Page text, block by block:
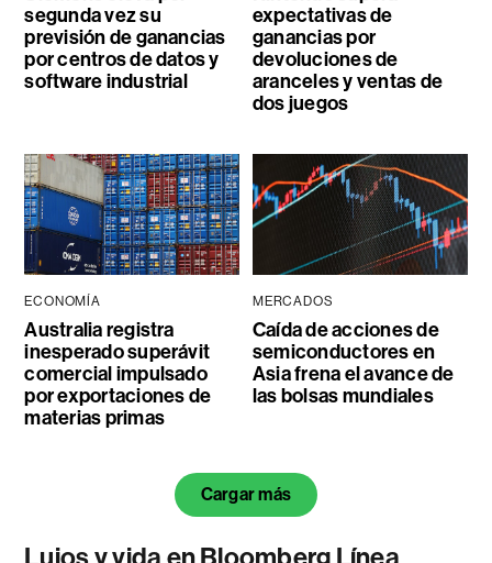
segunda vez su
previsión de ganancias
por centros de datos y
software industrial
expectativas de
ganancias por
devoluciones de
aranceles y ventas de
dos juegos
ECONOMÍA
Australia registra
inesperado superávit
comercial impulsado
por exportaciones de
materias primas
MERCADOS
Caída de acciones de
semiconductores en
Asia frena el avance de
las bolsas mundiales
Cargar más